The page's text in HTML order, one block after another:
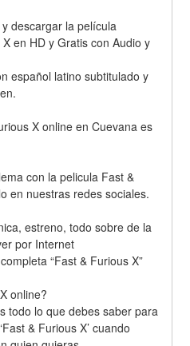
descargar la película
en HD y Gratis con Audio y
español latino subtitulado y
X online en Cuevana es
con la pelicula Fast &
en nuestras redes sociales.
estreno, todo sobre de la
por Internet
“Fast & Furious X”
online?
todo lo que debes saber para
& Furious X’ cuando